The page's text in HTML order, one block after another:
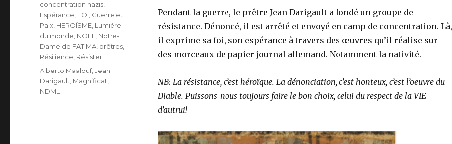
Pendant la guerre, le prêtre Jean Darigault a fondé un groupe de
résistance. Dénoncé, il est arrêté et envoyé en camp de concentration. Là,
il exprime sa foi, son espérance à travers des œuvres qu’il réalise sur
des morceaux de papier journal allemand. Notamment la nativité.
NB: La résistance, c’est héroïque. La dénonciation, c’est honteux, c’est l’oeuvre du
Diable. Puissons-nous toujours faire le bon choix, celui du respect de la VIE
d’autrui!
concentration nazis
Espérance FOI Guerre et
Paix HEROÏSME Lumière
du monde NOËL
Notre-
Dame de FATIMA prêtres
Résilience Résister
Étiquettes
Alberto Maalouf,Jean
Darigault Magnificat
NDML